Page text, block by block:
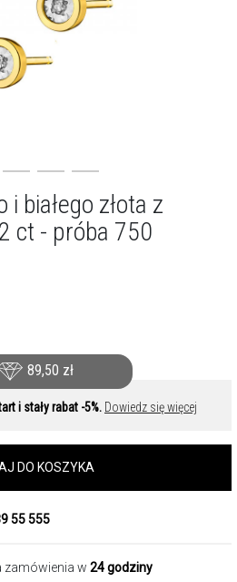
i białego złota z
ct - próba 750
89,50 zł
i stały rabat -5%. Dowiedz się więcej
DO KOSZYKA
55 555
zamówienia w 24 godziny